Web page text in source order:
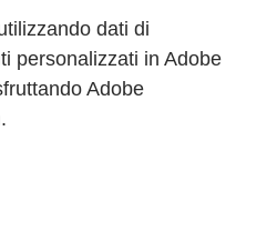
dati di
personalizzati in Adobe
Adobe